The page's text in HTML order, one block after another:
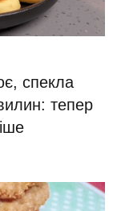
спекла
тепер